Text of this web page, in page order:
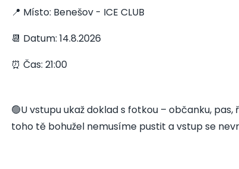
📍 Místo: Benešov - ICE CLUB
📆 Datum: 14.8.2026
⏰ Čas: 21:00
🟢U vstupu ukaž doklad s fotkou – občanku,
toho tě bohužel nemusíme pustit a vstup se